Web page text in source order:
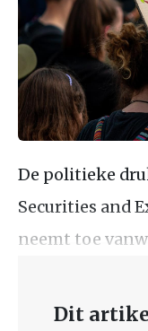
De politieke
Securities and
neemt toe
Dit